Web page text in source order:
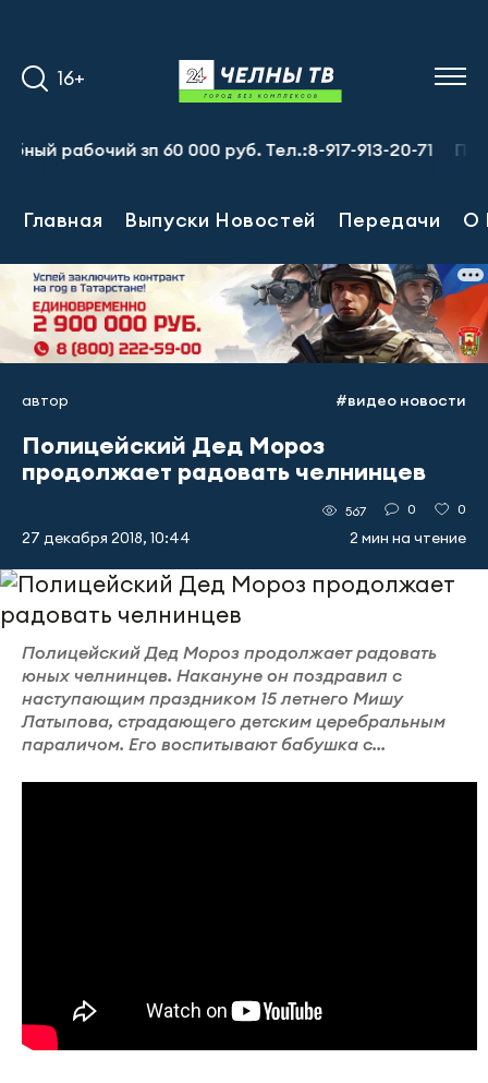
16+
зп 60 000 руб. Тел.:8-917-913-20-71
Главная Выпуски Новостей Передачи О
автор #видео новости
Полицейский Дед Мороз
продолжает радовать челнинцев
27 декабря 2018, 10:44
567 0 0
2 мин на чтение
Полицейский Дед Мороз продолжает радовать
юных челнинцев. Накануне он поздравил с
наступающим праздником 15 летнего Мишу
Латыпова, страдающего детским церебральным
параличом. Его воспитывают бабушка с...